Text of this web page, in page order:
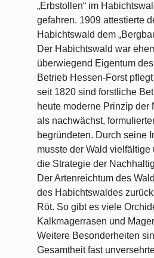
„Erbstollen“ im
gefahren. 1909 attestierte
Habichtswald dem
Der Habichtswald war
überwiegend Eigentum
Betrieb Hessen-Forst
seit 1820 sind forstliche
heute moderne Prinzip der
als nachwächst,
begründeten. Durch seine
musste der Wald
die Strategie der
Der Artenreichtum des
des Habichtswaldes
Röt. So gibt es viele
Kalkmagerrasen und
Weitere Besonderheiten
Gesamtheit fast